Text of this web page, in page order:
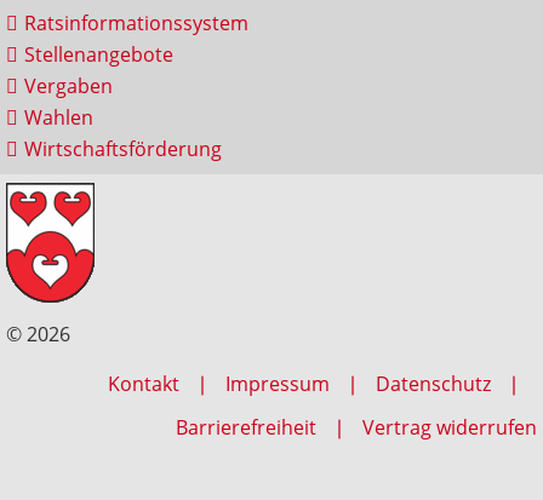
Ratsinformationssystem
Stellenangebote
Vergaben
Wahlen
Wirtschaftsförderung
© 2026
Kontakt
Impressum
Datenschutz
Barrierefreiheit
Vertrag widerrufen